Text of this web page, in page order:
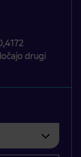
drugi